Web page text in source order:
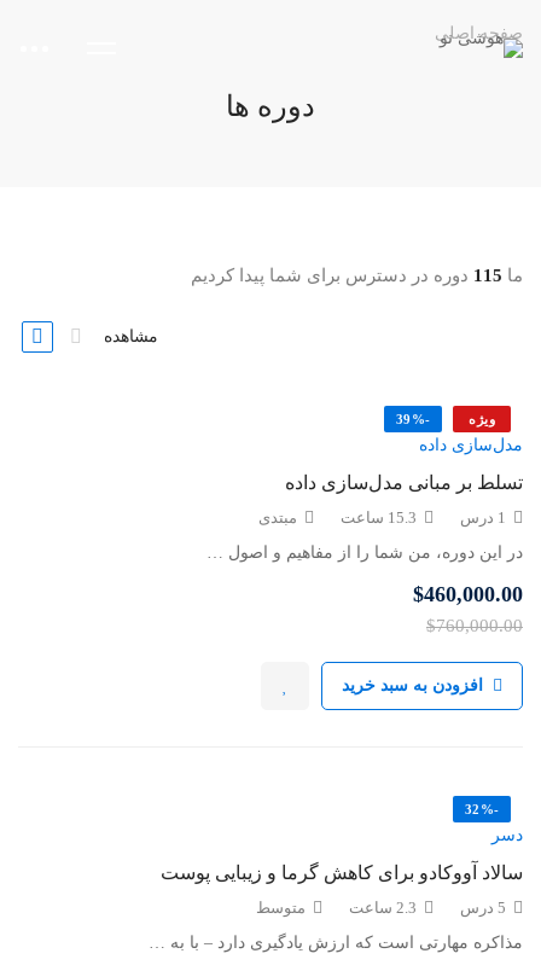
صفحه اصلی
دوره ها
ما 115 دوره در دسترس برای شما پیدا کردیم
مشاهده
ویژه -39%
مدل‌سازی داده
تسلط بر مبانی مدل‌سازی داده
1 درس‌ 15.3 ساعت
مبتدی
در این دوره، من شما را از مفاهیم و اصول …
$460,000.00
$760,000.00
افزودن به سبد خرید
-32%
دسر
سالاد آووکادو برای کاهش گرما و زیبایی پوست
5 درس 2.3 ساعت
متوسط
مذاکره مهارتی است که ارزش یادگیری دارد – با به …